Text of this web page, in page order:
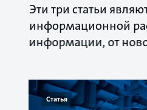
Эти три статьи
информационной
информации, от
Статья